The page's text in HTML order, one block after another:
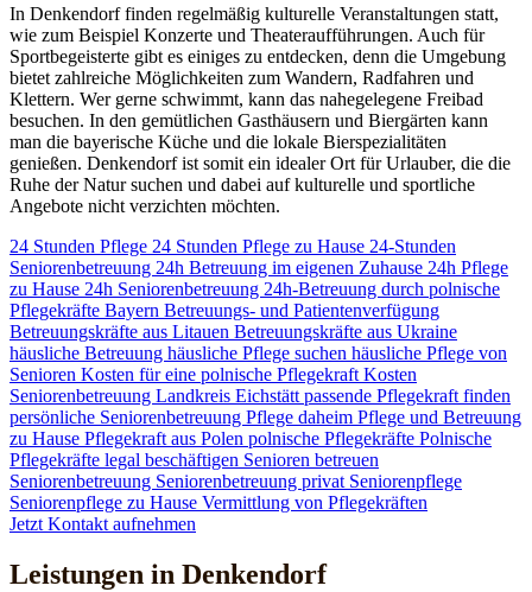
In Denkendorf finden regelmäßig kulturelle Veranstaltungen statt,
wie zum Beispiel Konzerte und Theateraufführungen. Auch für
Sportbegeisterte gibt es einiges zu entdecken, denn die Umgebung
bietet zahlreiche Möglichkeiten zum Wandern, Radfahren und
Klettern. Wer gerne schwimmt, kann das nahegelegene Freibad
besuchen. In den gemütlichen Gasthäusern und Biergärten kann
man die bayerische Küche und die lokale Bierspezialitäten
genießen. Denkendorf ist somit ein idealer Ort für Urlauber, die die
Ruhe der Natur suchen und dabei auf kulturelle und sportliche
Angebote nicht verzichten möchten.
24 Stunden Pflege 24 Stunden Pflege zu Hause 24-Stunden
Seniorenbetreuung 24h Betreuung im eigenen Zuhause 24h Pflege
zu Hause 24h Seniorenbetreuung 24h-Betreuung durch polnische
Pflegekräfte Bayern Betreuungs- und Patientenverfügung
Betreuungskräfte aus Litauen Betreuungskräfte aus Ukraine
häusliche Betreuung häusliche Pflege suchen häusliche Pflege von
Senioren Kosten für eine polnische Pflegekraft Kosten
Seniorenbetreuung Landkreis Eichstätt passende Pflegekraft finden
persönliche Seniorenbetreuung Pflege daheim Pflege und Betreuung
zu Hause Pflegekraft aus Polen polnische Pflegekräfte Polnische
Pflegekräfte legal beschäftigen Senioren betreuen
Seniorenbetreuung Seniorenbetreuung privat Seniorenpflege
Seniorenpflege zu Hause Vermittlung von Pflegekräften
Jetzt Kontakt aufnehmen
Leistungen in Denkendorf